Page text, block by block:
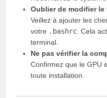
Oublier de modifier
Veillez à ajouter les
votre .bashrc . Cela
terminal.
Ne pas vérifier la
Confirmez que le GPU
toute installation.